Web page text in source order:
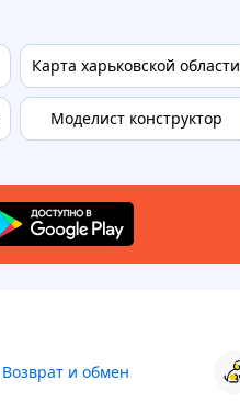
Карта харьковской области
Моделист конструктор
Возврат и обмен